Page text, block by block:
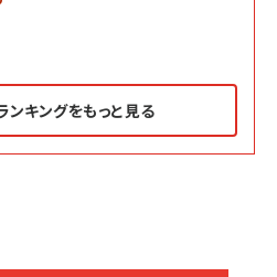
キングをもっと見る
／宮舘涼太]